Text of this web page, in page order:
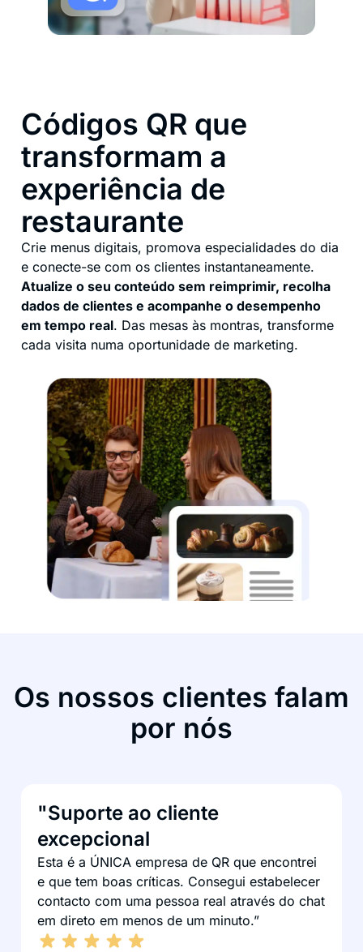
Códigos QR que
transformam a
experiência de
restaurante
Crie menus digitais, promova especialidades do dia
e conecte-se com os clientes instantaneamente.
Atualize o seu conteúdo sem reimprimir, recolha
dados de clientes e acompanhe o desempenho
em tempo real. Das mesas às montras, transforme
cada visita numa oportunidade de marketing.
Os nossos clientes falam
por nós
"Suporte ao cliente
excepcional
Esta é a ÚNICA empresa de QR que encontrei
e que tem boas críticas. Consegui estabelecer
contacto com uma pessoa real através do chat
em direto em menos de um minuto.”